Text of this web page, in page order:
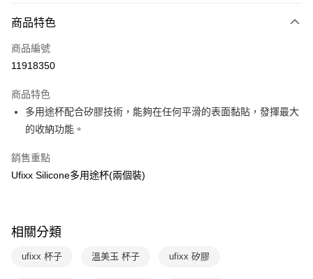
信用卡一次付款
LINE Pay
大哥付你分期
相關說明
1.本服務由台灣大哥大提供，台灣大哥大用戶可立即使用無須另外申請。
流程，驗證手機門號後，選擇欲分期的期數、繳款截止日，確認付款後即完
消。如遇「轉專審核」未通過狀況，表示未達大哥付你分期系統評分，恕無
【繳款方式說明】
AFTEE先享後付
２．便利：只要手機號碼，簡訊認證，即可結帳。
運送方式
付款後全家取貨｜8/8-8/14運費優惠，結帳滿499即享免運。
商品特色
商品編號
11918350
商品特色
多用途杯配合矽膠技術，能夠在任何平滑的表面黏貼，發揮最大
的收納功能。
銷售重點
Ufixx Silicone多用途杯(兩個裝)
相關分類
ufixx 杯子 溫美玉 杯子 ufixx 矽膠